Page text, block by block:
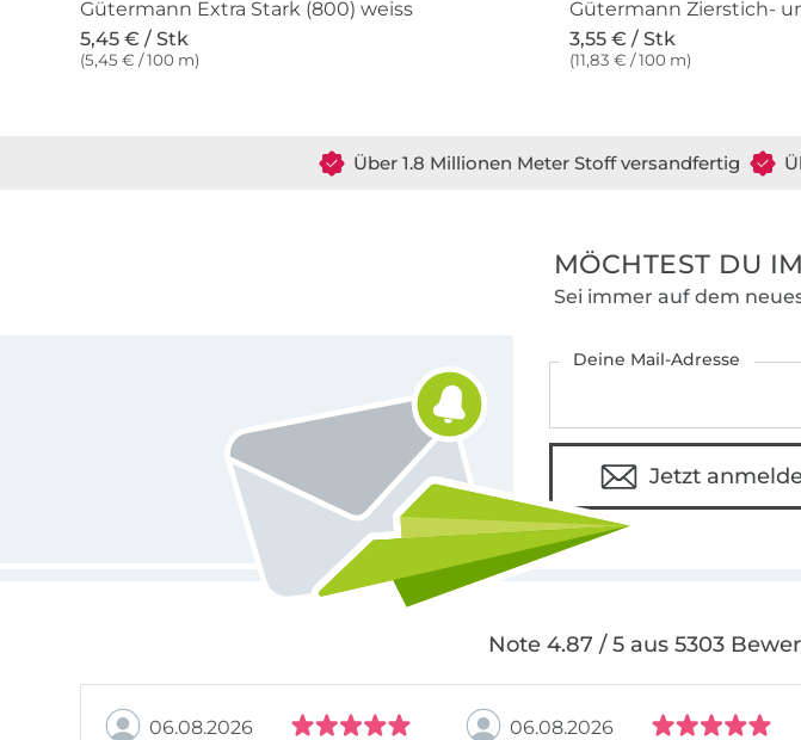
Gütermann Extra Stark (800) weiss
5,45 € / Stk
(5,45 € / 100 m)
3,55 € / Stk
(11,83 € / 100 m)
Über 1.8 Millionen Meter Stoff versandfertig
MÖCHTEST DU
Sei immer auf dem
Deine Mail-Adresse
Jetzt
Note 4.87 / 5 aus 5303
06.08.2026
06.08.2026